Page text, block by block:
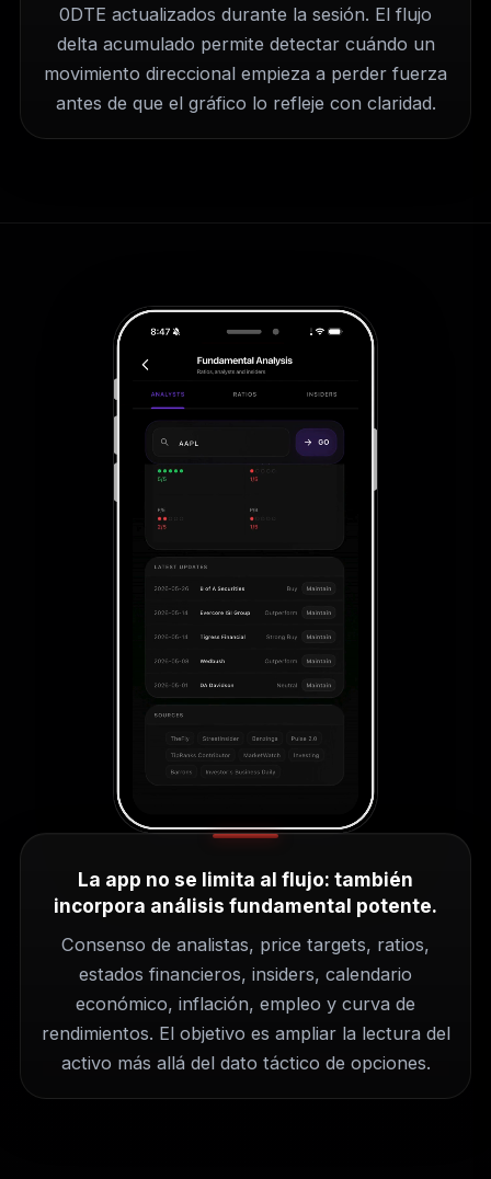
0DTE actualizados durante la sesión. El flujo
delta acumulado permite detectar cuándo un
movimiento direccional empieza a perder fuerza
antes de que el gráfico lo refleje con claridad.
La app no se limita al flujo: también
incorpora análisis fundamental potente.
Consenso de analistas, price targets, ratios,
estados financieros, insiders, calendario
económico, inflación, empleo y curva de
rendimientos. El objetivo es ampliar la lectura del
activo más allá del dato táctico de opciones.